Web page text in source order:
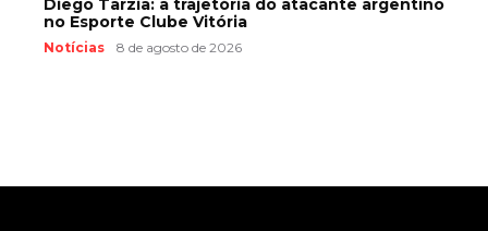
Diego Tarzia: a trajetória do atacante argentino
no Esporte Clube Vitória
Notícias 8 de agosto de 2026